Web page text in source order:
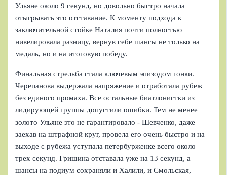
Ульяне около 9 секунд, но довольно быстро начала
отыгрывать это отставание. К моменту подхода к
заключительной стойке Наталия почти полностью
нивелировала разницу, вернув себе шансы не только на
медаль, но и на итоговую победу.
Финальная стрельба стала ключевым эпизодом гонки.
Черепанова выдержала напряжение и отработала рубеж
без единого промаха. Все остальные биатлонистки из
лидирующей группы допустили ошибки. Тем не менее
золото Ульяне это не гарантировало - Шевченко, даже
заехав на штрафной круг, провела его очень быстро и на
выходе с рубежа уступала петербурженке всего около
трех секунд. Гришина отставала уже на 13 секунд, а
шансы на подиум сохраняли и Халили, и Смольская,